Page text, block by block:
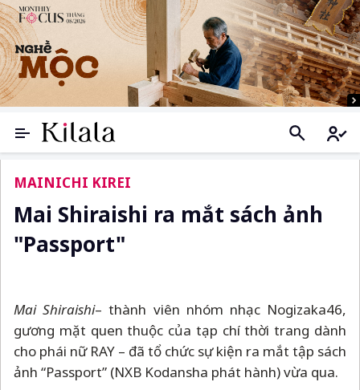
MAINICHI KIREI
Mai Shiraishi ra mắt sách ảnh
"Passport"
Mai Shiraishi– thành viên nhóm nhạc Nogizaka46,
gương mặt quen thuộc của tạp chí thời trang dành
cho phái nữ RAY – đã tổ chức sự kiện ra mắt tập sách
ảnh “Passport” (NXB Kodansha phát hành) vừa qua.